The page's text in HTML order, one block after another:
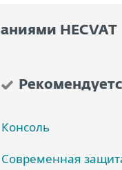
HECVAT
Консоль
Современная